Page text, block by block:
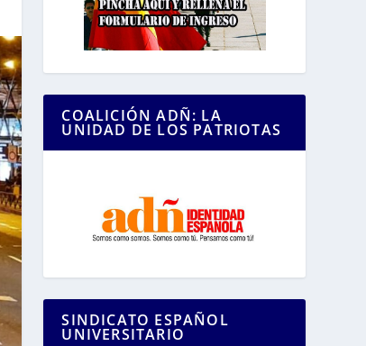
COALICIÓN ADÑ: LA
UNIDAD DE LOS PATRIOTAS
SINDICATO ESPAÑOL
UNIVERSITARIO